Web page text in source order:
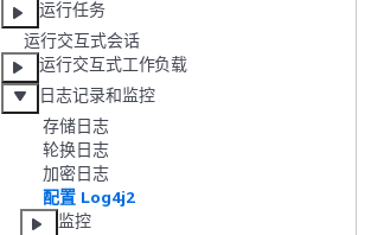
运行任务
运行交互式会话
运行交互式工作负载
日志记录和监控
存储日志
轮换日志
加密日志
配置 Log4j2
监控